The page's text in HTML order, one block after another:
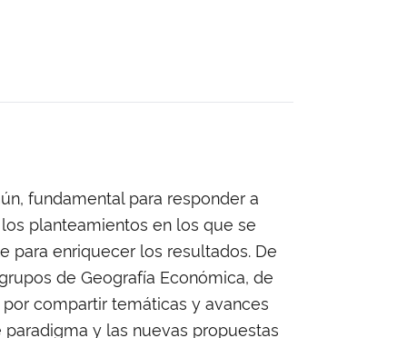
fundamental para responder a
planteamientos en los que se
para enriquecer los resultados. De
de Geografía Económica, de
compartir temáticas y avances
y las nuevas propuestas